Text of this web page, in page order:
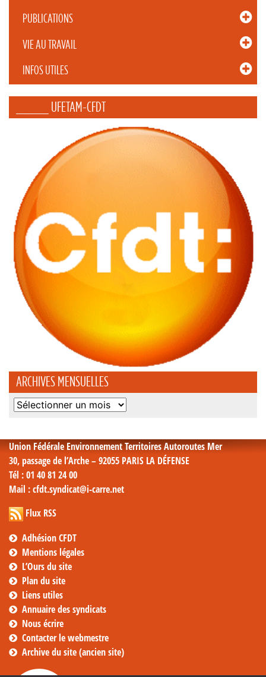
PUBLICATIONS
VIE AU TRAVAIL
INFOS UTILES
_____ UFETAM-CFDT
ARCHIVES MENSUELLES
Archives
Union Fédérale Environnement Territoires Autoroutes Mer
30, passage de l’Arche – 92055 PARIS LA DÉFENSE
Tél : 01 40 81 24 00
Mail : cfdt.syndicat@i-carre.net
Flux RSS
Adhésion CFDT
Mentions légales
L’Ours du site
Plan du site
Liens utiles
Annuaire des syndicats
Nous écrire
Contacter le webmestre
Archive du site (ancien site)